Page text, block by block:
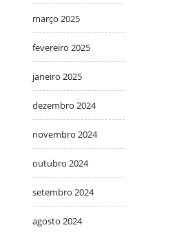
março 2025
fevereiro 2025
janeiro 2025
dezembro 2024
novembro 2024
outubro 2024
setembro 2024
agosto 2024